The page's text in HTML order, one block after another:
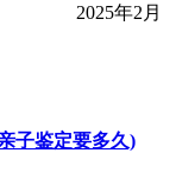
2025年2月
子鉴定要多久)